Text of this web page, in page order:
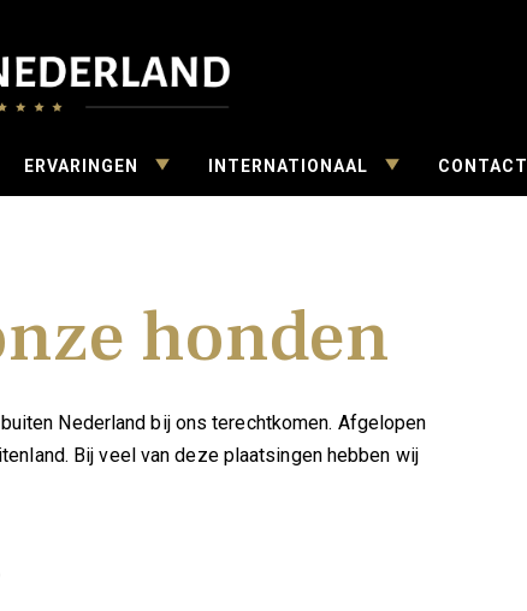
ERVARINGEN TOGGLE
CHILDINTERNATIONAAL TOGGLE
CHILDCONTACT
honden
Nederland bij ons terechtkomen. Afgelopen
Bij veel van deze plaatsingen hebben wij